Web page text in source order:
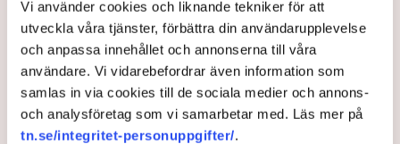
Vi använder cookies och liknande tekniker för att
utveckla våra tjänster, förbättra din användarupplevelse
och anpassa innehållet och annonserna till våra
användare. Vi vidarebefordrar även information som
samlas in via cookies till de sociala medier och annons-
och analysföretag som vi samarbetar med. Läs mer på
tn.se/integritet-personuppgifter/.
snabbare, att vi det blir fler tydliga resultat. Det tar
tid att återvinna företagens förtroende.
Uteserveringar Restauranger
Norrköpings kommun